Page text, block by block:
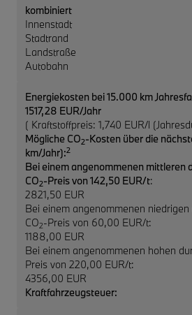
kombiniert
Innenstadt
Stadtrand
Landstraße
Autobahn
Energiekosten bei 15.000 km
1517,28 EUR/Jahr
( Kraftstoffpreis: 1,740 EUR/l
Mögliche CO2-Kosten über die
km/Jahr):2
Bei einem angenommenen mittleren
CO2-Preis von 142,50 EUR/t:
2821,50 EUR
Bei einem angenommenen
CO2-Preis von 60,00 EUR/t:
1188,00 EUR
Bei einem angenommenen hohen
Preis von 220,00 EUR/t:
4356,00 EUR
Kraftfahrzeugsteuer: